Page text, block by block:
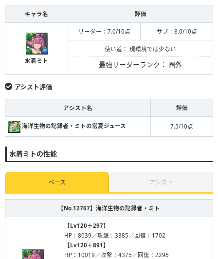
キャラ名 評価
水着ミト
リーダー：7.0/10点 サブ：8.0/10点
使い道： 現環境では少ない
最強リーダーランク： 圏外
アシスト評価
アシスト名 評価
海洋生物の記録者・ミトの常夏ジュース 7.5/10点
水着ミトの性能
ベース アシスト
【No.12767】 海洋生物の記録者・ミト
【Lv120＋297】
HP：8039／攻撃：3385／回復：1702
【Lv120＋891】
HP：10019／攻撃：4375／回復：2296